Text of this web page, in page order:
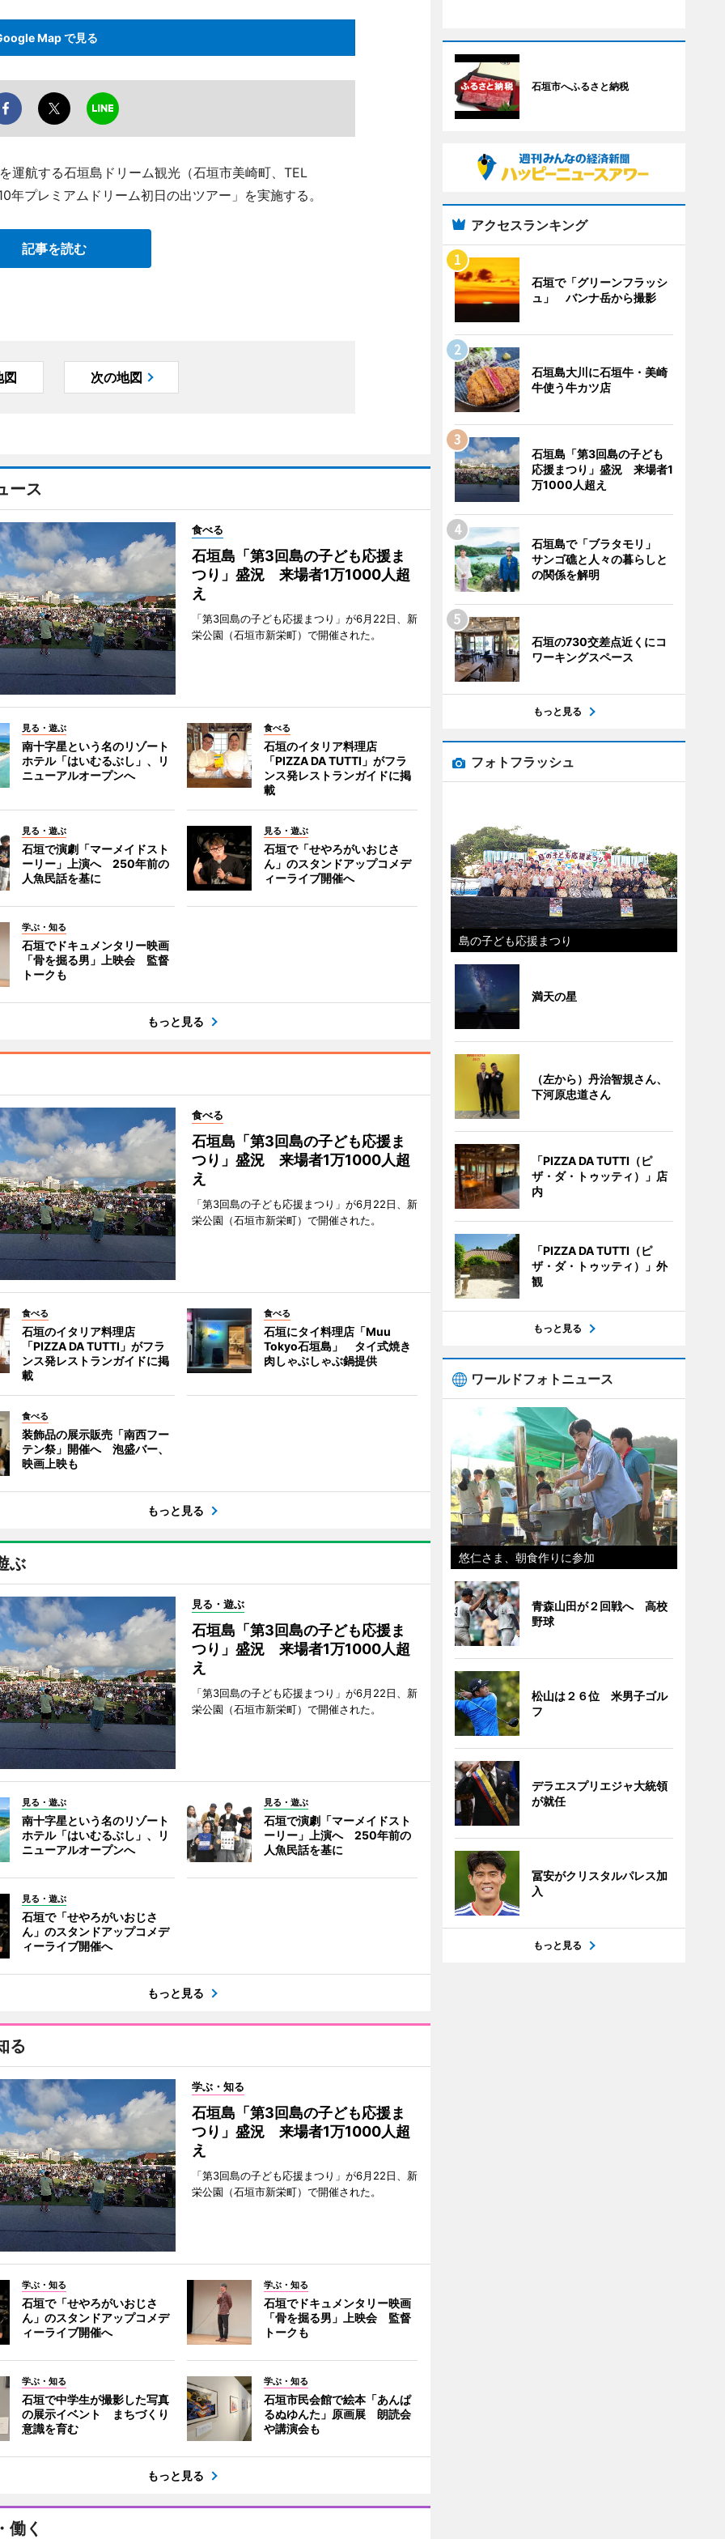
Map で見る
運航する石垣島ドリーム観光（石垣市美崎町、TEL
プレミアムドリーム初日の出ツアー」を実施する。
記事を読む
図 次の地図
ース
食べる
石垣島「第3回島の子ども応援ま
つり」盛況 来場者1万1000人超
え
「第3回島の子ども応援まつり」が6月22日、新
栄公園（石垣市新栄町）で開催された。
見る・遊ぶ
南十字星という名のリゾート
ホテル「はいむるぶし」、リ
ニューアルオープンへ
食べる
石垣のイタリア料理店
「PIZZA DA TUTTI」がフラ
ンス発レストランガイドに掲
載
見る・遊ぶ
石垣で演劇「マーメイドスト
ーリー」上演へ 250年前の
人魚民話を基に
見る・遊ぶ
石垣で「せやろがいおじさ
ん」のスタンドアップコメデ
ィーライブ開催へ
学ぶ・知る
石垣でドキュメンタリー映画
「骨を掘る男」上映会 監督
トークも
もっと見る
食べる
石垣島「第3回島の子ども応援ま
つり」盛況 来場者1万1000人超
え
「第3回島の子ども応援まつり」が6月22日、新
栄公園（石垣市新栄町）で開催された。
食べる
石垣のイタリア料理店
「PIZZA DA TUTTI」がフラ
ンス発レストランガイドに掲
載
食べる
石垣にタイ料理店「Muu
Tokyo石垣島」 タイ式焼き
肉しゃぶしゃぶ鍋提供
食べる
装飾品の展示販売「南西フー
テン祭」開催へ 泡盛バー、
映画上映も
もっと見る
ぶ
見る・遊ぶ
石垣島「第3回島の子ども応援ま
つり」盛況 来場者1万1000人超
え
「第3回島の子ども応援まつり」が6月22日、新
栄公園（石垣市新栄町）で開催された。
見る・遊ぶ
南十字星という名のリゾート
ホテル「はいむるぶし」、リ
ニューアルオープンへ
見る・遊ぶ
石垣で演劇「マーメイドスト
ーリー」上演へ 250年前の
人魚民話を基に
見る・遊ぶ
石垣で「せやろがいおじさ
ん」のスタンドアップコメデ
ィーライブ開催へ
もっと見る
る
学ぶ・知る
石垣島「第3回島の子ども応援ま
つり」盛況 来場者1万1000人超
え
「第3回島の子ども応援まつり」が6月22日、新
栄公園（石垣市新栄町）で開催された。
学ぶ・知る
石垣で「せやろがいおじさ
ん」のスタンドアップコメデ
ィーライブ開催へ
学ぶ・知る
石垣でドキュメンタリー映画
「骨を掘る男」上映会 監督
トークも
学ぶ・知る
石垣で中学生が撮影した写真
の展示イベント まちづくり
意識を育む
学ぶ・知る
石垣市民会館で絵本「あんぱ
るぬゆんた」原画展 朗読会
や講演会も
もっと見る
働く
石垣市へふるさと納税
アクセスランキング
石垣で「グリーンフラッシ
ュ」 バンナ岳から撮影
石垣島大川に石垣牛・美崎
牛使う牛カツ店
石垣島「第3回島の子ども
応援まつり」盛況 来場者1
万1000人超え
石垣島で「ブラタモリ」
サンゴ礁と人々の暮らしと
の関係を解明
石垣の730交差点近くにコ
ワーキングスペース
もっと見る
フォトフラッシュ
島の子ども応援まつり
満天の星
（左から）丹治智規さん、
下河原忠道さん
「PIZZA DA TUTTI（ピ
ザ・ダ・トゥッティ）」店
内
「PIZZA DA TUTTI（ピ
ザ・ダ・トゥッティ）」外
観
もっと見る
ワールドフォトニュース
悠仁さま、朝食作りに参加
青森山田が２回戦へ 高校
野球
松山は２６位 米男子ゴル
フ
デラエスプリエジャ大統領
が就任
冨安がクリスタルパレス加
入
もっと見る